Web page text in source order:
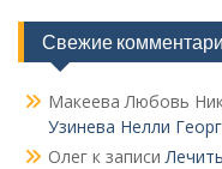
Свежие
Макеева Любовь
Узинева Нелли
Олег к записи